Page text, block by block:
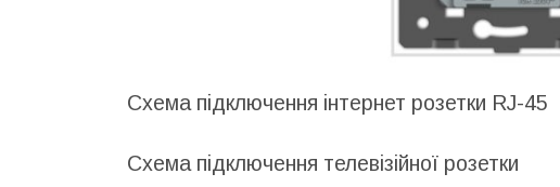
Схема підключення інтернет розетки RJ-45
Схема підключення телевізійної розетки